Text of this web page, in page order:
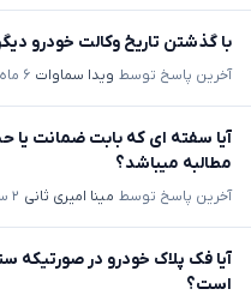
با گذشتن تاریخ وکالت خودرو
آخرین پاسخ توسط ویدا سماوات ۶ ماه پیش
آیا سفته ای که بابت ضمانت یا
مطالبه میباشد؟
آخرین پاسخ توسط مینا امیری ثانی ۲ سال پیش
آیا فک پلاک خودرو در صورتیکه
است؟